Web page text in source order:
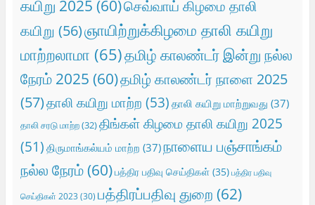
கயிறு 2025 (60)செவ்வாய் கிழமை தாலி
கயிறு (56)ஞாயிற்றுக்கிழமை தாலி கயிறு
மாற்றலாமா (65)தமிழ் காலண்டர் இன்று நல்ல
நேரம் 2025 (60)தமிழ் காலண்டர் நாளை 2025
(57)தாலி கயிறு மாற்ற (53) தாலி கயிறு மாற்றுவது (37)
தாலி சரடு மாற்ற(32)திங்கள் கிழமை தாலி கயிறு 2025
(51) திருமாங்கல்யம் மாற்ற (37)நாளைய பஞ்சாங்கம்
நல்ல நேரம்(60)பத்திர பதிவு செய்திகள்(35) பத்திர பதிவு
செய்திகள் 2023 (30) பத்திரப்பதிவு துறை (62)